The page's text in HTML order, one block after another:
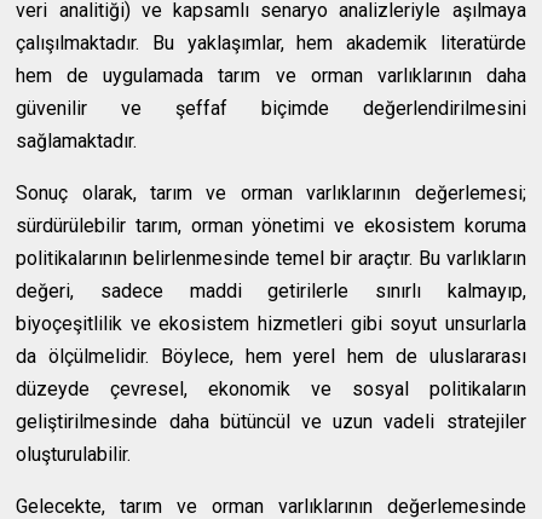
veri analitiği) ve kapsamlı senaryo analizleriyle aşılmaya
çalışılmaktadır. Bu yaklaşımlar, hem akademik literatürde
hem de uygulamada tarım ve orman varlıklarının daha
güvenilir ve şeffaf biçimde değerlendirilmesini
sağlamaktadır.
Sonuç olarak, tarım ve orman varlıklarının değerlemesi;
sürdürülebilir tarım, orman yönetimi ve ekosistem koruma
politikalarının belirlenmesinde temel bir araçtır. Bu varlıkların
değeri, sadece maddi getirilerle sınırlı kalmayıp,
biyoçeşitlilik ve ekosistem hizmetleri gibi soyut unsurlarla
da ölçülmelidir. Böylece, hem yerel hem de uluslararası
düzeyde çevresel, ekonomik ve sosyal politikaların
geliştirilmesinde daha bütüncül ve uzun vadeli stratejiler
oluşturulabilir.
Gelecekte, tarım ve orman varlıklarının değerlemesinde